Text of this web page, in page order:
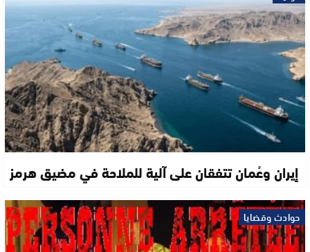
إيران وعُمان تتفقان على آلية للملاحة في مضيق هرمز
حوادث وقضايا